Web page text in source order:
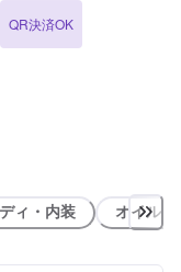
家資格保持者
ています。車のメンテナン
などもお気軽にご相談くだ
QR決済OK
ィ・内装 オイル類